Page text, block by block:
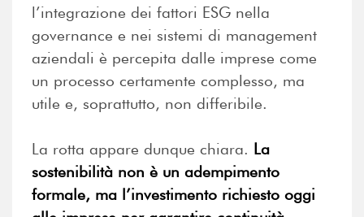
l’integrazione dei fattori ESG nella
governance e nei sistemi di management
aziendali è percepita dalle imprese come
un processo certamente complesso, ma
utile e, soprattutto, non differibile.
La rotta appare dunque chiara. La
sostenibilità non è un adempimento
formale, ma l’investimento richiesto oggi